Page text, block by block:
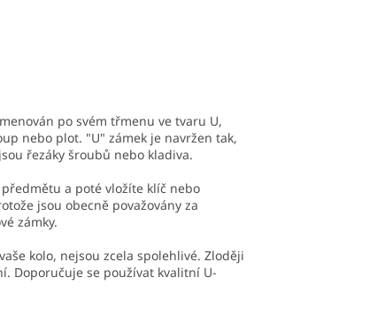
po svém třmenu ve tvaru U,
nebo plot. "U" zámek je navržen tak,
řezáky šroubů nebo kladiva.
a poté vložíte klíč nebo
jsou obecně považovány za
zámky.
kolo, nejsou zcela spolehlivé. Zloději
Doporučuje se používat kvalitní U-